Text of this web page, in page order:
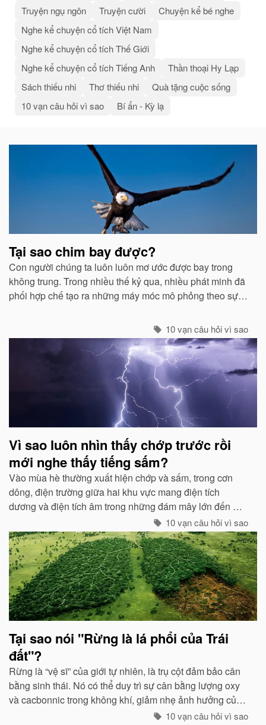
Truyện ngụ ngôn
Truyện cười
Chuyện kể bé nghe
Nghe kể chuyện cổ tích Việt Nam
Nghe kể chuyện cổ tích Thế Giới
Nghe kể chuyện cổ tích Tiếng Anh
Thần thoại Hy Lạp
Sách thiếu nhi
Thơ thiếu nhi
Quà tặng cuộc sống
10 vạn câu hỏi vì sao
Bí ẩn - Kỳ lạ
Bài
liên
Tại sao chim bay được?
Con người chúng ta luôn luôn mơ ước được bay trong
không trung. Trong nhiều thế kỷ qua, nhiều phát minh đã
phối hợp chế tạo ra những máy móc mô phỏng theo sự
10 vạn câu hỏi vì sao
Vì sao luôn nhìn thấy chớp trước rồi
mới nghe thấy tiếng sấm?
Vào mùa hè thường xuất hiện chớp và sấm, trong cơn
dông, điện trường giữa hai khu vực mang điện tích
dương và điện tích âm trong những đám mây lớn đến một
mức độ nhất định, hai loại điện tích trong quá trình phát
triển sẽ phát ra tia lửa...
10 vạn câu hỏi vì sao
Tại sao nói "Rừng là lá phổi của Trái
đất"?
Rừng là “vệ sĩ” của giới tự nhiên, là trụ cột đảm bảo cân
bằng sinh thái. Nó có thể duy trì sự cân bằng lượng oxy
và cacbonnic trong không khí, giảm nhẹ ảnh hưởng của
các chất thải, khí độc gây nên ô nhiễm, làm trong sạch
10 vạn câu hỏi vì sao